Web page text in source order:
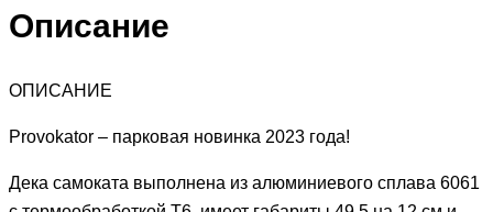
Описание
ОПИСАНИЕ
Provokator – парковая новинка 2023 года!
Дека самоката выполнена из алюминиевого сплава 6061